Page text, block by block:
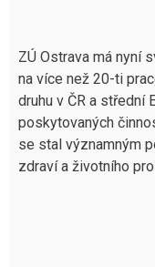
ZÚ Ostrava má nyní
na více než 20-ti
druhu v ČR a střední
poskytovaných
se stal významným
zdraví a životního